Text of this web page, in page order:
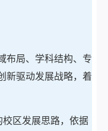
布局、学科结构、专
新驱动发展战略，着
校区发展思路，依据